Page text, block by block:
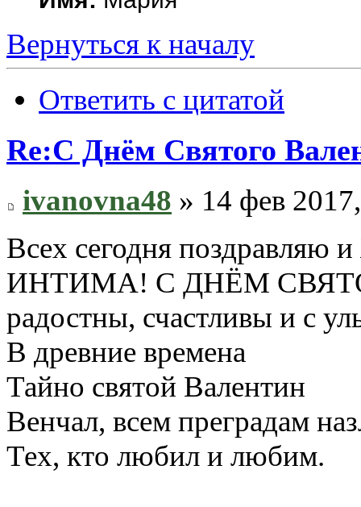
Вернуться к началу
Ответить с цитатой
Re:С Днём Святого
ivanovna48 » 14 фев
Всех сегодня
ИНТИМА! С ДНЁМ
радостны, счастливы и с
В древние времена
Тайно святой Валентин
Венчал, всем преградам
Тех, кто любил и любим.